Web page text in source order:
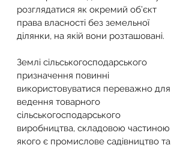
розглядатися як окремий об’єкт
права власності без земельної
ділянки, на якій вони розташовані.
Землі сільськогосподарського
призначення повинні
використовуватися переважно для
ведення товарного
сільськогосподарського
виробництва, складовою частиною
якого є промислове садівництво та